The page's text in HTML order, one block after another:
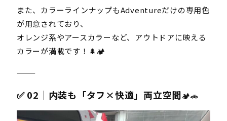
また、カラーラインナップもAdventureだけの専用色
が用意されており、
オレンジ系やアースカラーなど、アウトドアに映える
カラーが満載です！🌲🏕️
⸻
✅ 02｜内装も「タフ×快適」両立空間🏕️🚗